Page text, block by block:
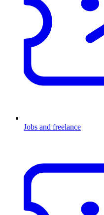
Jobs and freelance